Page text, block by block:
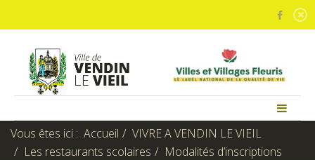
Vous êtes ici : Accueil
VIVRE A VENDIN LE VIEIL
Les restaurants scolaires
Modalités d’inscriptions